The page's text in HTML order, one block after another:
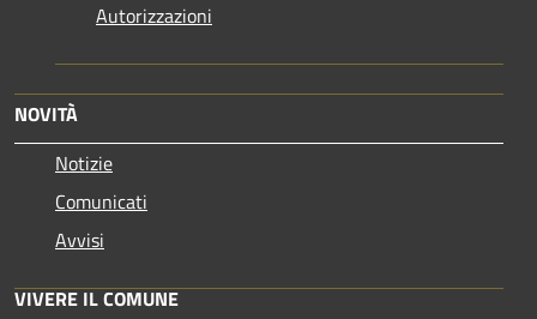
Autorizzazioni
NOVITÀ
Notizie
Comunicati
Avvisi
VIVERE IL COMUNE